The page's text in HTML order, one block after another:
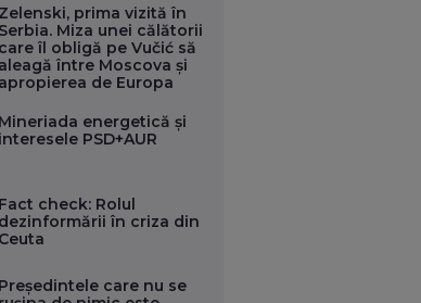
Zelenski, prima vizită în
Serbia. Miza unei călătorii
care îl obligă pe Vučić să
aleagă între Moscova și
apropierea de Europa
Mineriada energetică și
interesele PSD+AUR
Fact check: Rolul
dezinformării în criza din
Ceuta
Președintele care nu se